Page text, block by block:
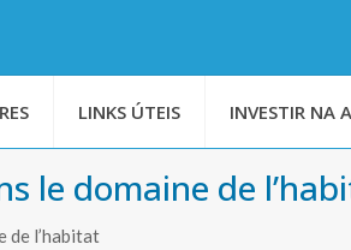
LINKS ÚTEIS INVESTIR NA
le domaine de
de l’habitat